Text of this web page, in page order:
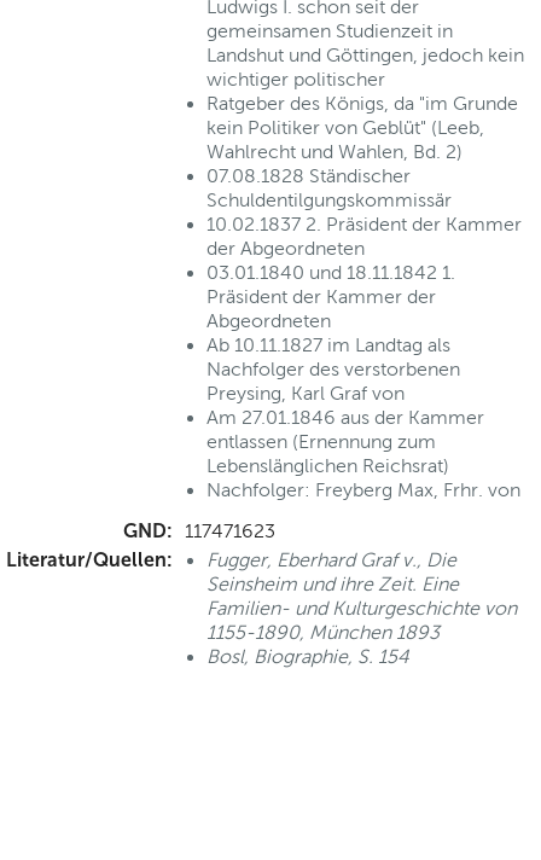
Ludwigs I. schon seit der
gemeinsamen Studienzeit in
Landshut und Göttingen, jedoch kein
wichtiger politischer
Ratgeber des Königs, da "im Grunde
kein Politiker von Geblüt" (Leeb,
Wahlrecht und Wahlen, Bd. 2)
07.08.1828 Ständischer
Schuldentilgungskommissär
10.02.1837 2. Präsident der Kammer
der Abgeordneten
03.01.1840 und 18.11.1842 1.
Präsident der Kammer der
Abgeordneten
Ab 10.11.1827 im Landtag als
Nachfolger des verstorbenen
Preysing, Karl Graf von
Am 27.01.1846 aus der Kammer
entlassen (Ernennung zum
Lebenslänglichen Reichsrat)
Nachfolger: Freyberg Max, Frhr. von
GND: 117471623
Literatur/Quellen:
Fugger, Eberhard Graf v., Die
Seinsheim und ihre Zeit. Eine
Familien- und Kulturgeschichte von
1155-1890, München 1893
Bosl, Biographie, S. 154